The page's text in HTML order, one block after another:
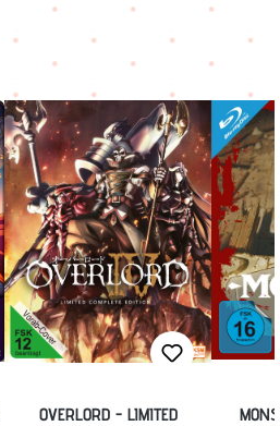
OVERLORD - LIMITED